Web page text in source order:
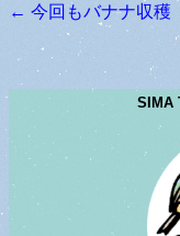
投稿ナビゲー
← 今回もバナナ収穫
SIMA